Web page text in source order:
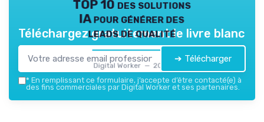
TOP 10 des solutions
IA pour générer des
leads de qualité
Digital Worker — 2026
Téléchargez gratuitement le livre blanc
➔ Télécharger
* En remplissant ce formulaire, j’accepte d’être contacté(e) à
des fins commerciales par Digital Worker et ses partenaires.